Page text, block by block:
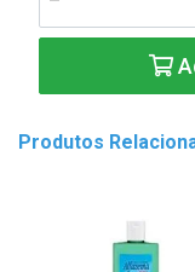
Produtos